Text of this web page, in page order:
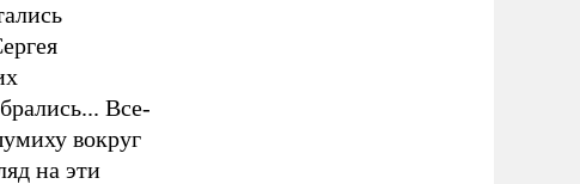
Все-
вокруг
на эти